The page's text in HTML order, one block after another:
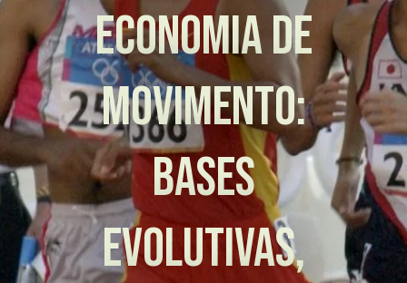
economia de
movimento:
bases
evolutivas,